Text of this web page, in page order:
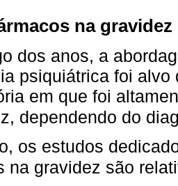
na gravidez
dos anos, a
psiquiátrica foi
em que foi
dependendo do
os estudos
na gravidez são